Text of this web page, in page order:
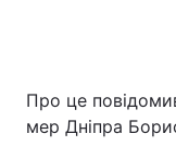
Про це
мер Дніпра